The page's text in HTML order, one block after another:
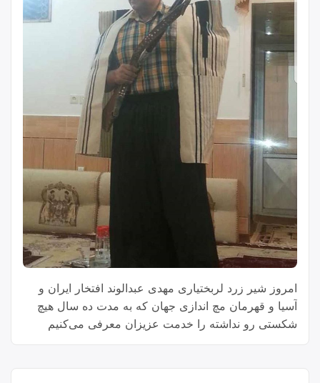
امروز شیر زرد لربختیاری مهدی عبدالوند افتخار ایران و
آسیا و قهرمان مچ اندازی جهان که به مدت ده سال هیچ
شکستی رو نداشته را خدمت عزیزان معرفی می‌کنیم